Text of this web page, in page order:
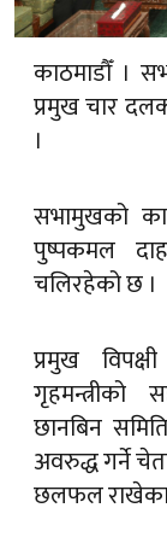
काठमाडौँ ।
प्रमुख चार
।
सभामुखको
पुष्पकमल
चलिरहेको छ ।
प्रमुख
गृहमन्त्रीको
छानबिन
अवरुद्ध गर्ने
छलफल